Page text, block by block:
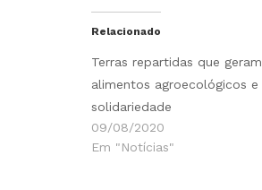
Relacionado
Terras repartidas que geram
alimentos agroecológicos e
solidariedade
09/08/2020
Em "Notícias"